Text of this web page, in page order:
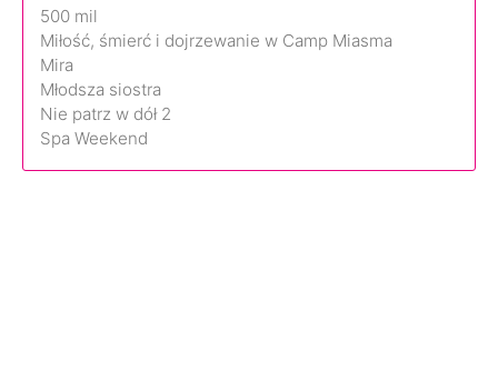
500 mil
Miłość, śmierć i dojrzewanie w Camp Miasma
Mira
Młodsza siostra
Nie patrz w dół 2
Spa Weekend